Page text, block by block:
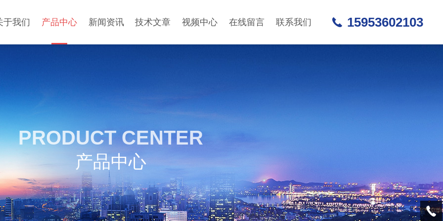
于我们 产品中心 新闻资讯 技术文章 视频中心 在线留言 联系我们 15953602103
PRODUCT CENTER
产品中心